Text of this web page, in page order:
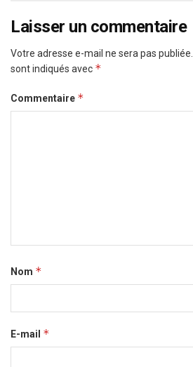
Laisser un commentaire
Votre adresse e-mail ne sera pas publiée.
sont indiqués avec *
Commentaire *
Nom *
E-mail *